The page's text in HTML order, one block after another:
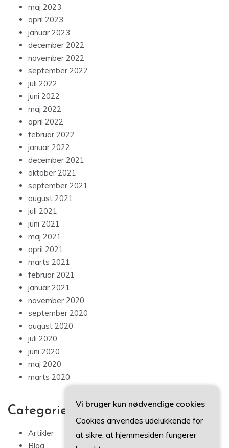
maj 2023
april 2023
januar 2023
december 2022
november 2022
september 2022
juli 2022
juni 2022
maj 2022
april 2022
februar 2022
januar 2022
december 2021
oktober 2021
september 2021
august 2021
juli 2021
juni 2021
maj 2021
april 2021
marts 2021
februar 2021
januar 2021
november 2020
september 2020
august 2020
juli 2020
juni 2020
maj 2020
marts 2020
Categories
Artikler
Blog
Vi bruger kun nødvendige cookies
Cookies anvendes udelukkende for
at sikre, at hjemmesiden fungerer